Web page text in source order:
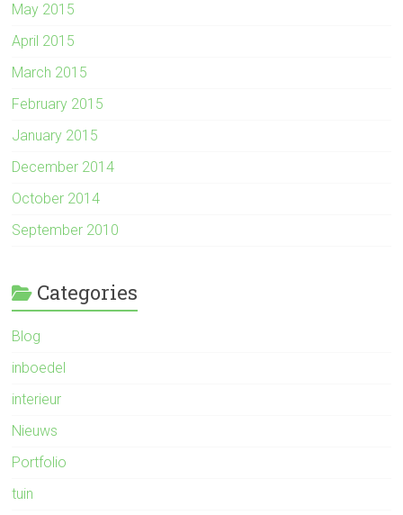
May 2015
April 2015
March 2015
February 2015
January 2015
December 2014
October 2014
September 2010
Categories
Blog
inboedel
interieur
Nieuws
Portfolio
tuin